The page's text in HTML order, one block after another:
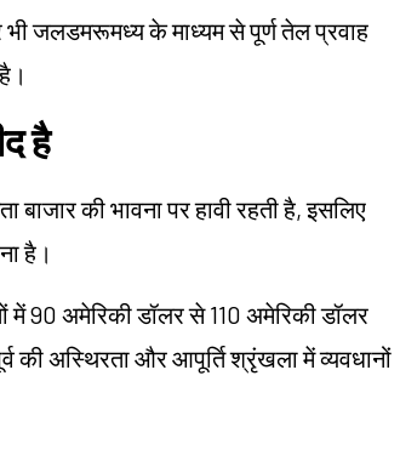
जलडमरूमध्य के माध्यम से पूर्ण तेल प्रवाह
है
की भावना पर हावी रहती है, इसलिए
है।
90 अमेरिकी डॉलर से 110 अमेरिकी डॉलर
की अस्थिरता और आपूर्ति श्रृंखला में व्यवधानों